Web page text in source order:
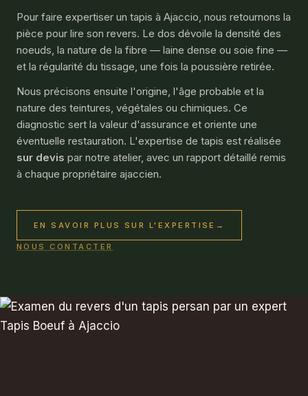
Pour faire expertiser un tapis à Ajaccio, nous retournons la
pièce pour lire son revers. Le dos dévoile la densité des
noeuds, la nature de la fibre — laine dense ou soie fine —
et la régularité du tissage, une fois la poussière retirée.
Nous précisons ensuite l'origine, l'âge probable et la
nature des teintures, végétales ou chimiques. Ce
diagnostic sert la valeur d'assurance et oriente une
éventuelle restauration. L'expertise de tapis est réalisée
sur devis par notre atelier, avec un rapport détaillé remis
à chaque propriétaire ajaccien.
EN SAVOIR PLUS SUR L'EXPERTISE →
NOUS CONTACTER